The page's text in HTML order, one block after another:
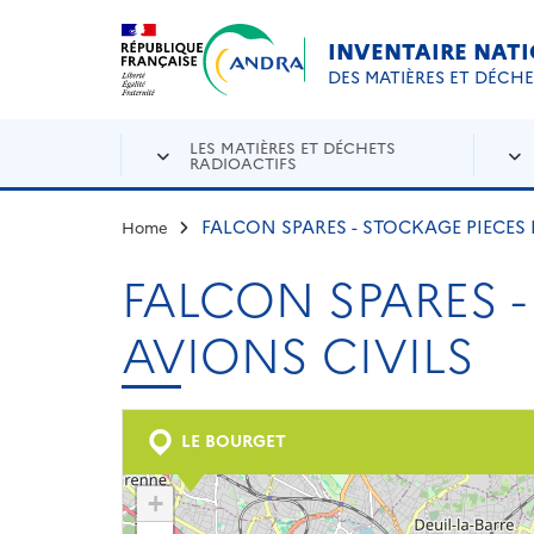
Aller au contenu principal
INVENTAIRE
DES MATIÈRES ET
LES MATIÈRES ET DÉCHETS
RADIOACTIFS
Home FALCON SPARES - STOCKAGE
FALCON SPARES
AVIONS CIVILS
LE BOURGET
+